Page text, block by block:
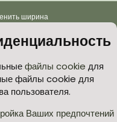
ширина
данных
Помощь Главная
2026 XenForo Ltd.
файлы cookie для
файлы cookie для
пользователя.
Ваших предпочтений